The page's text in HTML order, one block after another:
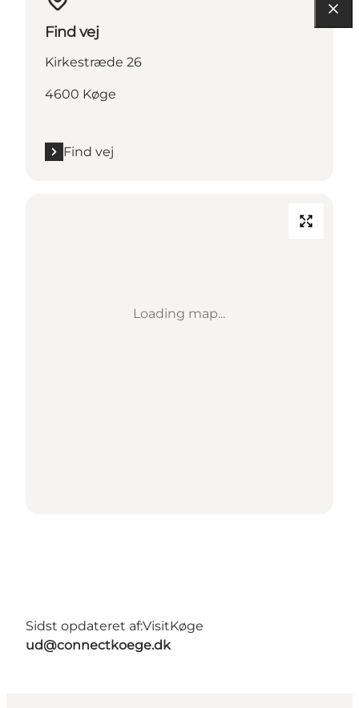
Find vej
Kirkestræde 26
4600 Køge
Find vej
Loading map...
Sidst opdateret af:VisitKøge
ud@connectkoege.dk